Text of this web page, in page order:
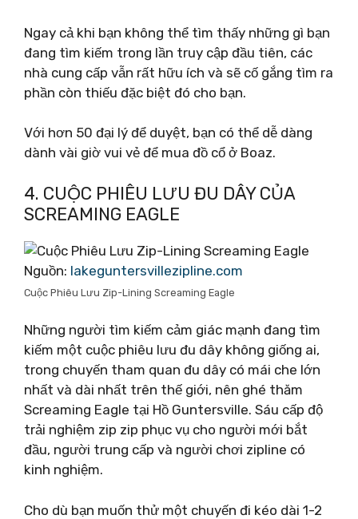
Ngay cả khi bạn không thể tìm thấy những gì bạn
đang tìm kiếm trong lần truy cập đầu tiên, các
nhà cung cấp vẫn rất hữu ích và sẽ cố gắng tìm ra
phần còn thiếu đặc biệt đó cho bạn.
Với hơn 50 đại lý để duyệt, bạn có thể dễ dàng
dành vài giờ vui vẻ để mua đồ cổ ở Boaz.
4. CUỘC PHIÊU LƯU ĐU DÂY CỦA
SCREAMING EAGLE
Nguồn: lakeguntersvillezipline.com
Cuộc Phiêu Lưu Zip-Lining Screaming Eagle
Những người tìm kiếm cảm giác mạnh đang tìm
kiếm một cuộc phiêu lưu đu dây không giống ai,
trong chuyến tham quan đu dây có mái che lớn
nhất và dài nhất trên thế giới, nên ghé thăm
Screaming Eagle tại Hồ Guntersville. Sáu cấp độ
trải nghiệm zip zip phục vụ cho người mới bắt
đầu, người trung cấp và người chơi zipline có
kinh nghiệm.
Cho dù bạn muốn thử một chuyến đi kéo dài 1-2